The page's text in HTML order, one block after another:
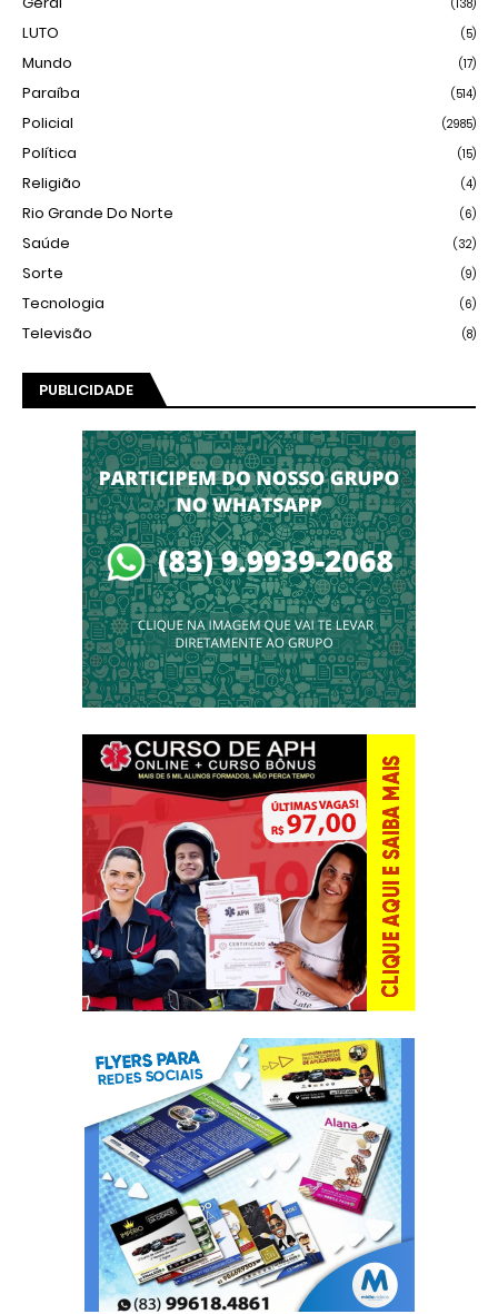
(138)
LUTO (5)
Mundo (17)
Paraíba (514)
Policial (2985)
Política (15)
Religião (4)
Rio Grande Do Norte (6)
Saúde (32)
Sorte (9)
Tecnologia (6)
Televisão (8)
PUBLICIDADE